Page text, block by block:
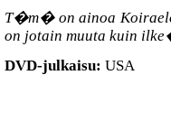
T�m� on ainoa
on jotain muuta kuin
DVD-julkaisu: USA